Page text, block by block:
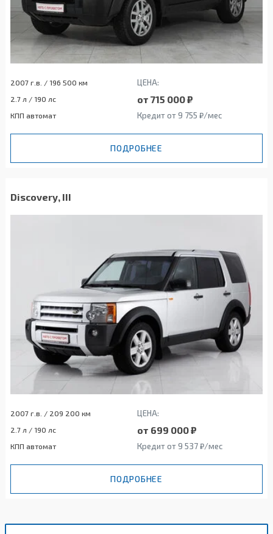
2007 г.в. / 196 500 км ЦЕНА:
2.7 л / 190 лс от 715 000 ₽
КПП автомат Кредит от 9 755 ₽/мес
ПОДРОБНЕЕ
Discovery, III
2007 г.в. / 209 200 км ЦЕНА:
2.7 л / 190 лс от 699 000 ₽
КПП автомат Кредит от 9 537 ₽/мес
ПОДРОБНЕЕ